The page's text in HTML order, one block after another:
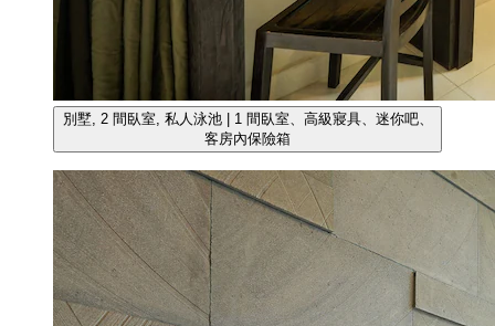
別墅, 2 間臥室, 私人泳池 | 1 間臥室、高級寢具、迷你吧、
客房內保險箱